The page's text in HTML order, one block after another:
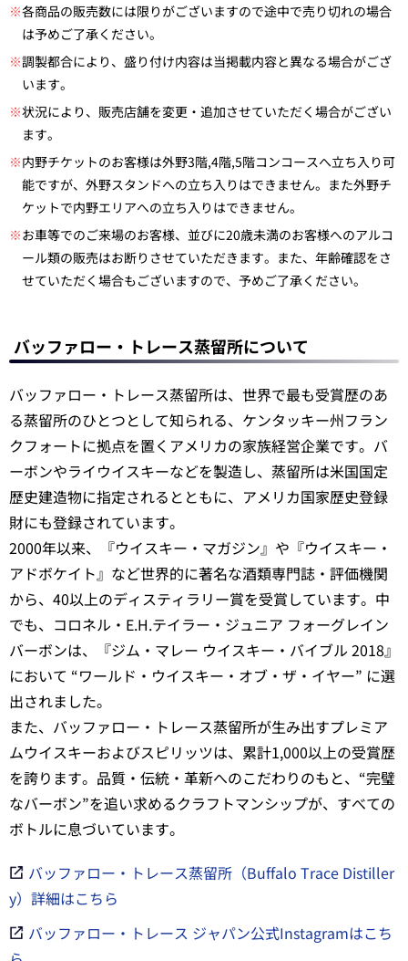
※各商品の販売数には限りがございますので途中で売り切れの場合
は予めご了承ください。
※調製都合により、盛り付け内容は当掲載内容と異なる場合がござ
います。
※状況により、販売店舗を変更・追加させていただく場合がござい
ます。
※内野チケットのお客様は外野3階,4階,5階コンコースへ立ち入り可
能ですが、外野スタンドへの立ち入りはできません。また外野チ
ケットで内野エリアへの立ち入りはできません。
※お車等でのご来場のお客様、並びに20歳未満のお客様へのアルコ
ール類の販売はお断りさせていただきます。また、年齢確認をさ
せていただく場合もございますので、予めご了承ください。
バッファロー・トレース蒸留所について
バッファロー・トレース蒸留所は、世界で最も受賞歴のあ
る蒸留所のひとつとして知られる、ケンタッキー州フラン
クフォートに拠点を置くアメリカの家族経営企業です。バ
ーボンやライウイスキーなどを製造し、蒸留所は米国国定
歴史建造物に指定されるとともに、アメリカ国家歴史登録
財にも登録されています。
2000年以来、『ウイスキー・マガジン』や『ウイスキー・
アドボケイト』など世界的に著名な酒類専門誌・評価機関
から、40以上のディスティラリー賞を受賞しています。中
でも、コロネル・E.H.テイラー・ジュニア フォーグレイン
バーボンは、『ジム・マレー ウイスキー・バイブル 2018』
において “ワールド・ウイスキー・オブ・ザ・イヤー” に選
出されました。
また、バッファロー・トレース蒸留所が生み出すプレミア
ムウイスキーおよびスピリッツは、累計1,000以上の受賞歴
を誇ります。品質・伝統・革新へのこだわりのもと、“完璧
なバーボン”を追い求めるクラフトマンシップが、すべての
ボトルに息づいています。
バッファロー・トレース蒸留所（Buffalo Trace Distiller
y）詳細はこちら
バッファロー・トレース ジャパン公式Instagramはこち